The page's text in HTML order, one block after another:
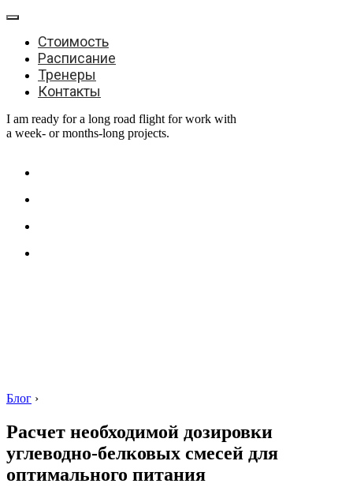
Стоимость
Расписание
Тренеры
Контакты
I am ready for a long road flight for work with
a week- or months-long projects.
Блог ›
Расчет необходимой дозировки
углеводно-белковых смесей для
оптимального питания